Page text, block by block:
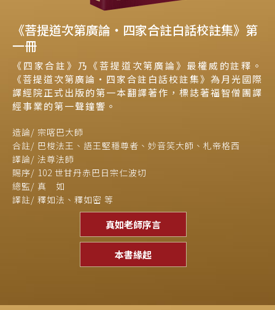
《菩提道次第廣論‧四家合註白話校註集》第
一冊
《四家合註》乃《菩提道次第廣論》最權威的註釋。
《菩提道次第廣論‧四家合註白話校註集》為月光國際
譯經院正式出版的第一本翻譯著作，標誌著福智僧團譯
經事業的第一聲鐘響。
造論/ 宗喀巴大師
合註/ 巴梭法王、語王堅穩尊者、 妙音笑大師、札帝格西
譯論/ 法尊法師
賜序/ 102 世甘丹赤巴日宗仁波切
總監/ 真 如
譯註/ 釋如法、釋如密 等
真如老師序言
本書緣起